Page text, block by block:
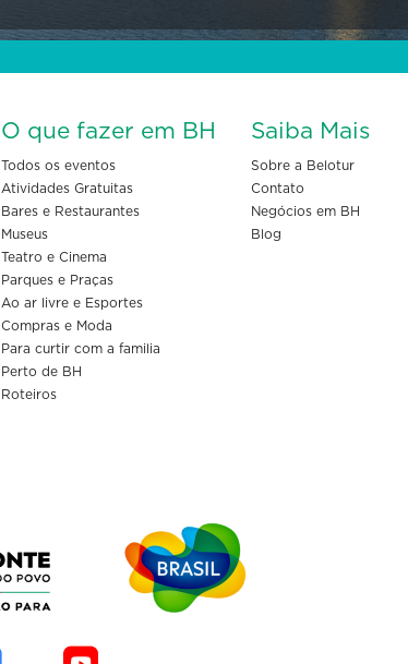
O que fazer em BH
Todos os eventos
Atividades Gratuitas
Bares e Restaurantes
Museus
Teatro e Cinema
Parques e Praças
Ao ar livre e Esportes
Compras e Moda
Para curtir com a familia
Perto de BH
Roteiros
Saiba Mais
Sobre a Belotur
Contato
Negócios em BH
Blog